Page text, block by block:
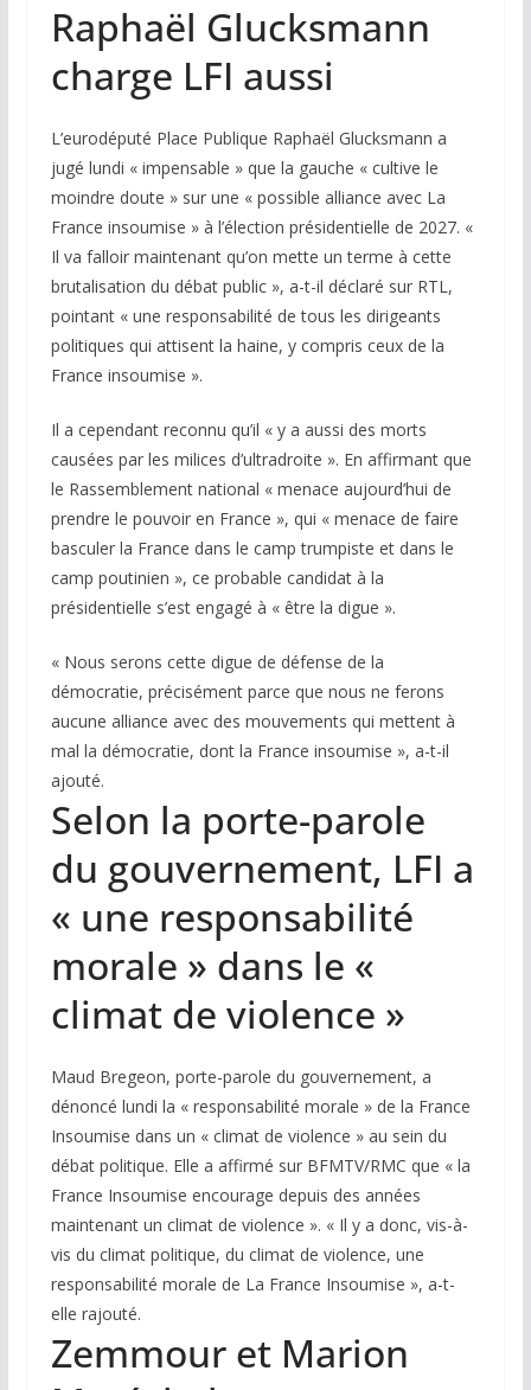
Raphaël Glucksmann
charge LFI aussi
L’eurodéputé Place Publique Raphaël Glucksmann a
jugé lundi « impensable » que la gauche « cultive le
moindre doute » sur une « possible alliance avec La
France insoumise » à l’élection présidentielle de 2027. «
Il va falloir maintenant qu’on mette un terme à cette
brutalisation du débat public », a-t-il déclaré sur RTL,
pointant « une responsabilité de tous les dirigeants
politiques qui attisent la haine, y compris ceux de la
France insoumise ».
Il a cependant reconnu qu’il « y a aussi des morts
causées par les milices d’ultradroite ». En affirmant que
le Rassemblement national « menace aujourd’hui de
prendre le pouvoir en France », qui « menace de faire
basculer la France dans le camp trumpiste et dans le
camp poutinien », ce probable candidat à la
présidentielle s’est engagé à « être la digue ».
« Nous serons cette digue de défense de la
démocratie, précisément parce que nous ne ferons
aucune alliance avec des mouvements qui mettent à
mal la démocratie, dont la France insoumise », a-t-il
ajouté.
Selon la porte-parole
du gouvernement, LFI a
« une responsabilité
morale » dans le «
climat de violence »
Maud Bregeon, porte-parole du gouvernement, a
dénoncé lundi la « responsabilité morale » de la France
Insoumise dans un « climat de violence » au sein du
débat politique. Elle a affirmé sur BFMTV/RMC que « la
France Insoumise encourage depuis des années
maintenant un climat de violence ». « Il y a donc, vis-à-
vis du climat politique, du climat de violence, une
responsabilité morale de La France Insoumise », a-t-
elle rajouté.
Zemmour et Marion